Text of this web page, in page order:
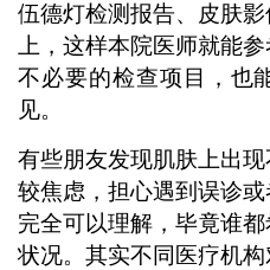
伍德灯检测报告、皮肤
上，这样本院医师就能
不必要的检查项目，也
见。
有些朋友发现肌肤上出
较焦虑，担心遇到误诊
完全可以理解，毕竟谁
状况。其实不同医疗机